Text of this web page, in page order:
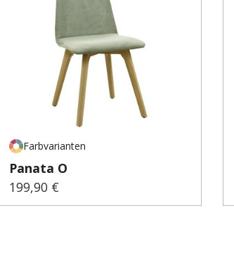
Farbvarianten
Panata O
Regulärer Preis:
199,90 €